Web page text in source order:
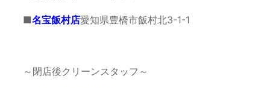
■名宝飯村店愛知県豊橋市飯村北3-1-1
～閉店後クリーンスタッフ～